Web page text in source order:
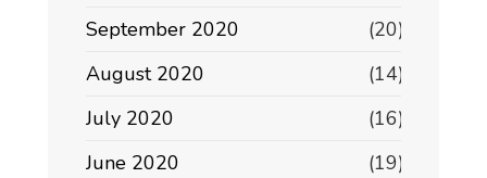
September 2020
(20)
August 2020
(14)
July 2020
(16)
June 2020
(19)